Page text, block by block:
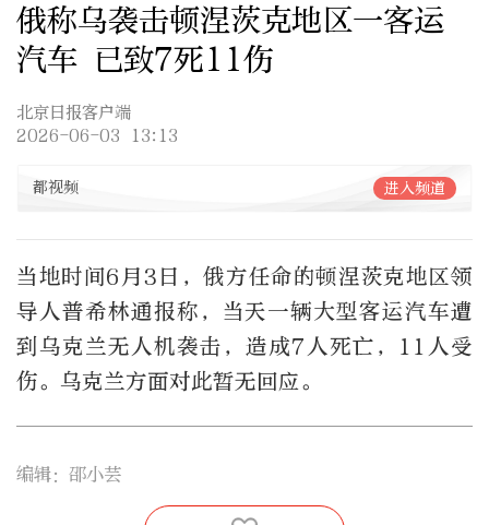
俄称乌袭击顿涅茨克地区一客运
汽车 已致7死11伤
北京日报客户端
2026-06-03 13:13
都视频 进入频道
当地时间6月3日，俄方任命的顿涅茨克地区领
导人普希林通报称，当天一辆大型客运汽车遭
到乌克兰无人机袭击，造成7人死亡，11人受
伤。乌克兰方面对此暂无回应。
编辑：邵小芸